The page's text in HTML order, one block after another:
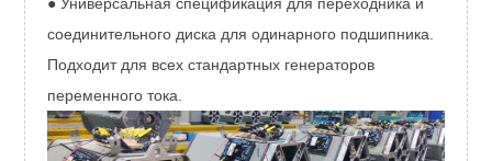
соединительного диска для одинарного подшипника.
Подходит для всех стандартных генераторов
переменного тока.